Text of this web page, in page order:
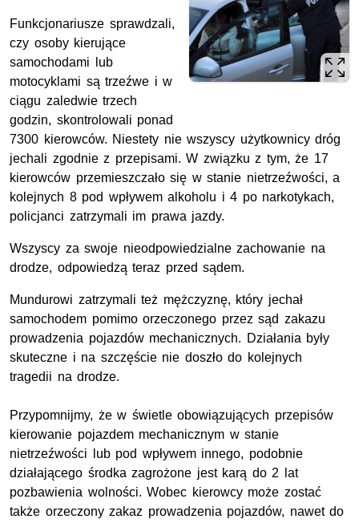
Funkcjonariusze sprawdzali,
czy osoby kierujące
samochodami lub
motocyklami są trzeźwe i w
ciągu zaledwie trzech
godzin, skontrolowali ponad
7300 kierowców. Niestety nie wszyscy użytkownicy dróg
jechali zgodnie z przepisami. W związku z tym, że 17
kierowców przemieszczało się w stanie nietrzeźwości, a
kolejnych 8 pod wpływem alkoholu i 4 po narkotykach,
policjanci zatrzymali im prawa jazdy.
Wszyscy za swoje nieodpowiedzialne zachowanie na
drodze, odpowiedzą teraz przed sądem.
Mundurowi zatrzymali też mężczyznę, który jechał
samochodem pomimo orzeczonego przez sąd zakazu
prowadzenia pojazdów mechanicznych. Działania były
skuteczne i na szczęście nie doszło do kolejnych
tragedii na drodze.
Przypomnijmy, że w świetle obowiązujących przepisów
kierowanie pojazdem mechanicznym w stanie
nietrzeźwości lub pod wpływem innego, podobnie
działającego środka zagrożone jest karą do 2 lat
pozbawienia wolności. Wobec kierowcy może zostać
także orzeczony zakaz prowadzenia pojazdów, nawet do